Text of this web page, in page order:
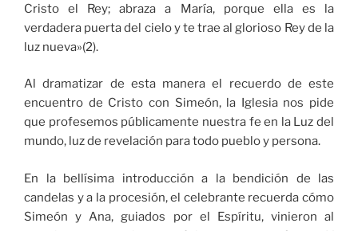
Cristo el Rey; abraza a María, porque ella es la
verdadera puerta del cielo y te trae al glorioso Rey de la
luz nueva»(2).
Al dramatizar de esta manera el recuerdo de este
encuentro de Cristo con Simeón, la Iglesia nos pide
que profesemos públicamente nuestra fe en la Luz del
mundo, luz de revelación para todo pueblo y persona.
En la bellísima introducción a la bendición de las
candelas y a la procesión, el celebrante recuerda cómo
Simeón y Ana, guiados por el Espíritu, vinieron al